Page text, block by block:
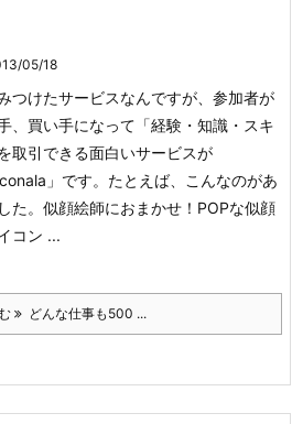
05/18
つけたサービスなんですが、参加者が
、買い手になって「経験・知識・スキ
取引できる面白いサービスが
」です。 たとえば、こんなのがあ
た。 似顔絵師におまかせ！POPな似顔
コン ...
どんな仕事も500 ...